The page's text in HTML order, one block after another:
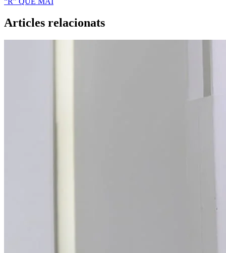
Articles relacionats